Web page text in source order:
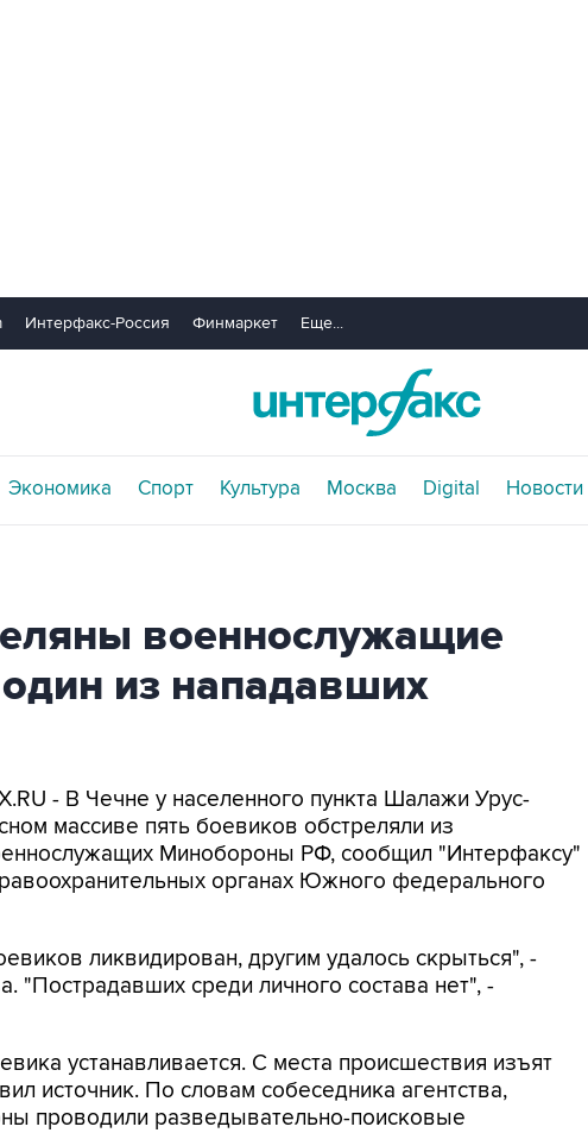
Интерфакс-Россия Финмаркет Еще...
Экономика Спорт Культура Москва Digital Новости
военнослужащие
из нападавших
- В Чечне у населенного пункта Шалажи Урус-
массиве пять боевиков обстреляли из
Минобороны РФ, сообщил "Интерфаксу"
органах Южного федерального
ликвидирован, другим удалось скрыться", -
"Пострадавших среди личного состава нет", -
устанавливается. С места происшествия изъят
источник. По словам собеседника агентства,
проводили разведывательно-поисковые